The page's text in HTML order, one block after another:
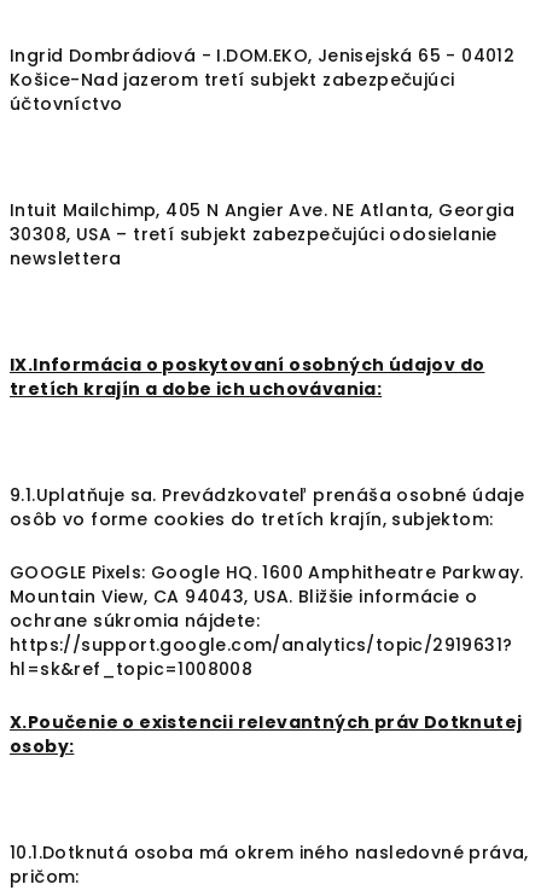
Ingrid Dombrádiová - I.DOM.EKO, Jenisejská 65 - 04012
Košice-Nad jazerom tretí subjekt zabezpečujúci
účtovníctvo
Intuit Mailchimp, 405 N Angier Ave. NE Atlanta, Georgia
30308, USA – tretí subjekt zabezpečujúci odosielanie
newslettera
IX.Informácia o poskytovaní osobných údajov do
tretích krajín a dobe ich uchovávania:
9.1.Uplatňuje sa. Prevádzkovateľ prenáša osobné údaje
osôb vo forme cookies do tretích krajín, subjektom:
GOOGLE Pixels: Google HQ. 1600 Amphitheatre Parkway.
Mountain View, CA 94043, USA. Bližšie informácie o
ochrane súkromia nájdete:
https://support.google.com/analytics/topic/2919631?
hl=sk&ref_topic=1008008
X.Poučenie o existencii relevantných práv Dotknutej
osoby:
10.1.Dotknutá osoba má okrem iného nasledovné práva,
pričom: